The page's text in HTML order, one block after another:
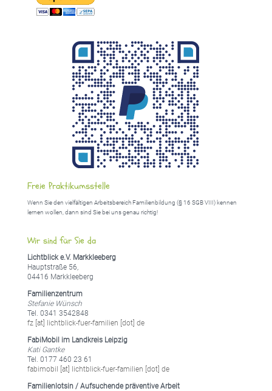
Freie Praktikumsstelle
Wenn Sie den vielfältigen Arbeitsbereich Familienbildung (§ 16 SGB VIII) kennen
lernen wollen, dann sind Sie bei uns genau richtig!
Wir sind für Sie da
Lichtblick e.V. Markkleeberg
Hauptstraße 56,
04416 Markkleeberg
Familienzentrum
Stefanie Wünsch
Tel. 0341 3542848
fz [at] lichtblick-fuer-familien [dot] de
FabiMobil im Landkreis Leipzig
Kati Gantke
Tel. 0177 460 23 61
fabimobil [at] lichtblick-fuer-familien [dot] de
Familienlotsin / Aufsuchende präventive Arbeit